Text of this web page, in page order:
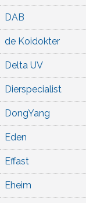
DAB
de Koidokter
Delta UV
Dierspecialist
DongYang
Eden
Effast
Eheim